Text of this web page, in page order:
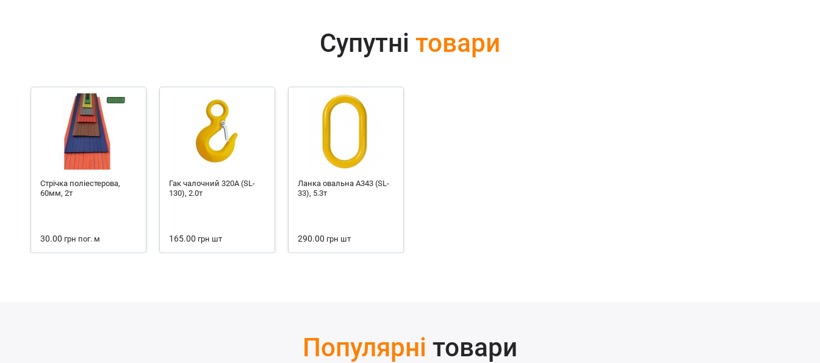
Супутні товари
Стрічка поліестерова,
60мм, 2т
30.00 грн пог. м
Гак чалочний 320А (SL-
130), 2.0т
165.00 грн шт
Ланка овальна А343 (SL-
33), 5.3т
290.00 грн шт
Популярні товари